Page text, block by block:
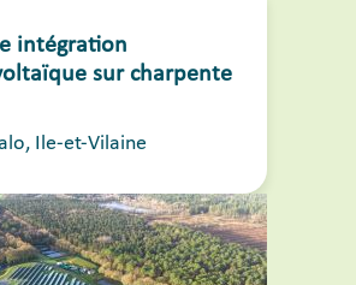
intégration
sur charpente
Ile-et-Vilaine